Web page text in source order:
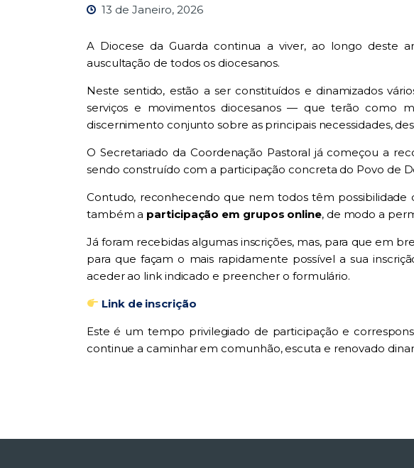
13 de Janeiro, 2026
A Diocese da Guarda continua a viver, ao longo deste
auscultação de todos os diocesanos.
Neste sentido, estão a ser constituídos e dinamizados
serviços e movimentos diocesanos — que terão como
discernimento conjunto sobre as principais necessidades,
O Secretariado da Coordenação Pastoral já começou a
sendo construído com a participação concreta do Povo de
Contudo, reconhecendo que nem todos têm possibilidade
também a participação em grupos online, de modo a
Já foram recebidas algumas inscrições, mas, para que em
para que façam o mais rapidamente possível a sua
aceder ao link indicado e preencher o formulário.
Link de inscrição
Este é um tempo privilegiado de participação e
continue a caminhar em comunhão, escuta e renovado